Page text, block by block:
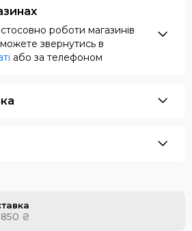
роботи магазинів
звернутись в
або за телефоном
₴